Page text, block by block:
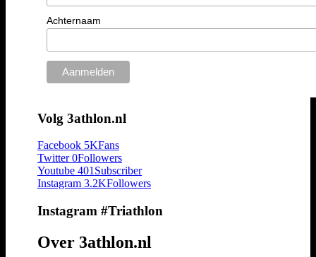
Achternaam
Volg 3athlon.nl
Facebook 5KFans
Twitter 0Followers
Youtube 401Subscriber
Instagram 3.2KFollowers
Instagram #Triathlon
Over 3athlon.nl